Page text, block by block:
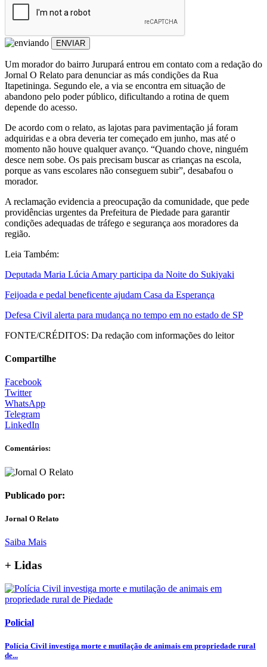
ENVIAR
Um morador do bairro Jurupará entrou em contato com a redação do
Jornal O Relato para denunciar as más condições da Rua
Itapetininga. Segundo ele, a via se encontra em situação de
abandono pelo poder público, dificultando a rotina de quem
depende do acesso.
De acordo com o relato, as lajotas para pavimentação já foram
adquiridas e a obra deveria ter começado em junho, mas até o
momento não houve qualquer avanço. “Quando chove, ninguém
desce nem sobe. Os pais precisam buscar as crianças na escola,
porque as vans escolares não conseguem subir”, desabafou o
morador.
A reclamação evidencia a preocupação da comunidade, que pede
providências urgentes da Prefeitura de Piedade para garantir
condições adequadas de tráfego e segurança aos moradores da
região.
Leia Também:
Deputada Maria Lúcia Amary participa da Noite do Sukiyaki
Feijoada e pedal beneficente ajudam Casa da Esperança
Defesa Civil alerta para mudança no tempo em no estado de SP
FONTE/CRÉDITOS: Da redação com informações do leitor
Compartilhe
Facebook
Twitter
WhatsApp
Telegram
LinkedIn
Comentários:
Publicado por:
Jornal O Relato
Saiba Mais
+ Lidas
Policial
Polícia Civil investiga morte e mutilação de animais em propriedade rural
de...